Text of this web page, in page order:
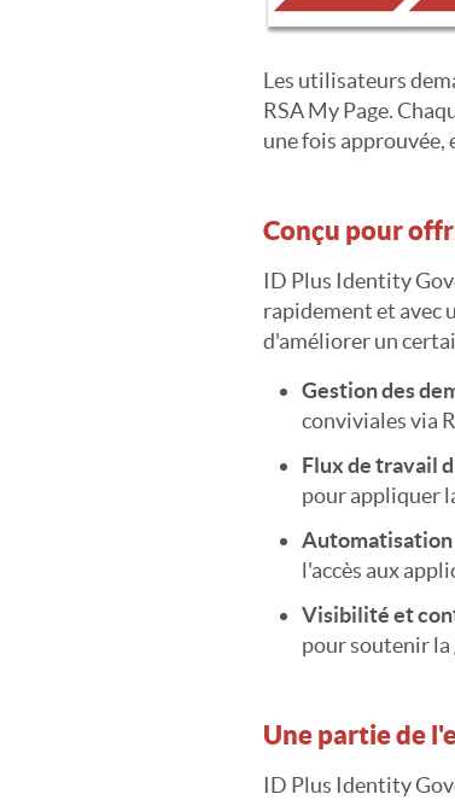
Les utilisateurs
RSA My Page.
une fois
Conçu pour
ID Plus Identity
rapidement et avec
d'améliorer un
Gestion des
conviviales via
Flux de travail
pour appliquer
Automatisation
l'accès aux
Visibilité et
pour soutenir
Une partie de
ID Plus Identity